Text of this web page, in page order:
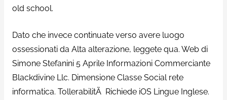
old school.
Dato che invece continuate verso avere luogo
ossessionati da Alta alterazione, leggete qua. Web di
Simone Stefanini 5 Aprile Informazioni Commerciante
Blackdivine Llc. Dimensione Classe Social rete
informatica. TollerabilitÃ Richiede iOS Lingue Inglese.